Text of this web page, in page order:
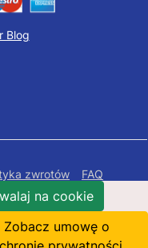
Blog
zwrotów
FAQ
Strony
Wszelkie prawa
na cookie
Zobacz umowę o